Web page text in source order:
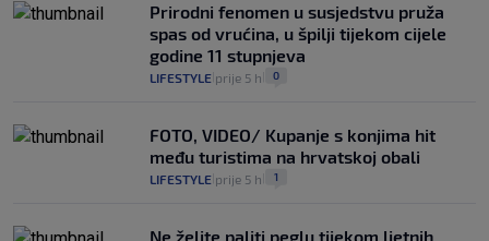
Prirodni fenomen u susjedstvu pruža
spas od vrućina, u špilji tijekom cijele
godine 11 stupnjeva
LIFESTYLE prije 5 h 0
FOTO, VIDEO/ Kupanje s konjima hit
među turistima na hrvatskoj obali
LIFESTYLE prije 5 h 1
Ne želite paliti peglu tijekom ljetnih